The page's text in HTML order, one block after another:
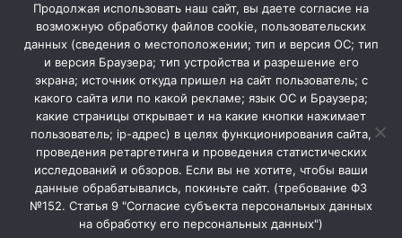
Продолжая использовать наш сайт, вы даете согласие на
возможную обработку файлов cookie, пользовательских
данных (сведения о местоположении; тип и версия ОС; тип
и версия Браузера; тип устройства и разрешение его
экрана; источник откуда пришел на сайт пользователь; с
какого сайта или по какой рекламе; язык ОС и Браузера;
какие страницы открывает и на какие кнопки нажимает
пользователь; ip-адрес) в целях функционирования сайта,
проведения ретаргетинга и проведения статистических
исследований и обзоров. Если вы не хотите, чтобы ваши
данные обрабатывались, покиньте сайт. (требование ФЗ
№152. Статья 9 "Согласие субъекта персональных данных
на обработку его персональных данных")